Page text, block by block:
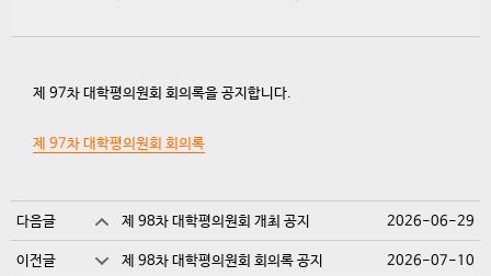
제 97차 대학평의원회 회의록을 공지합니다.
제 97차 대학평의원회 회의록
다음글 제 98차 대학평의원회 개최 공지 2026-06-29
이전글 제 98차 대학평의원회 회의록 공지 2026-07-10